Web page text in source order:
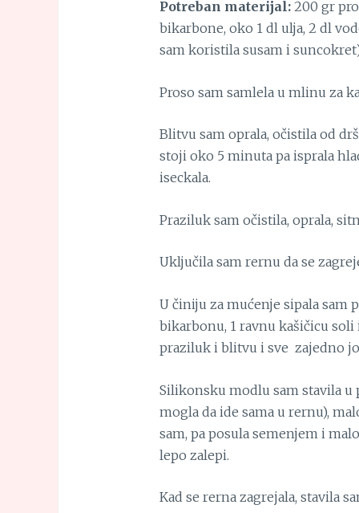
Potreban materijal:200 gr
bikarbone, oko 1 dl ulja, 2 dl
sam koristila susam i
Proso sam samlela u mlinu za
Blitvu sam oprala, očistila od
stoji oko 5 minuta pa isprala
iseckala.
Praziluk sam očistila, oprala,
Uključila sam rernu da se
U činiju za mućenje sipala sam
bikarbonu, 1 ravnu kašičicu soli
praziluk i blitvu i sve zajedno
Silikonsku modlu sam stavila u
mogla da ide sama u rernu),
sam, pa posula semenjem i
lepo zalepi.
Kad se rerna zagrejala, stavila